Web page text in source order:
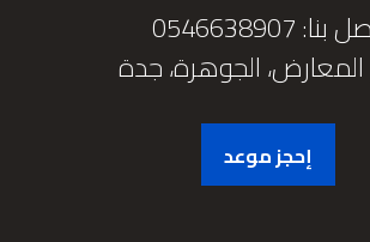
0546638907
الجوهرة، جدة
إحجز موعد